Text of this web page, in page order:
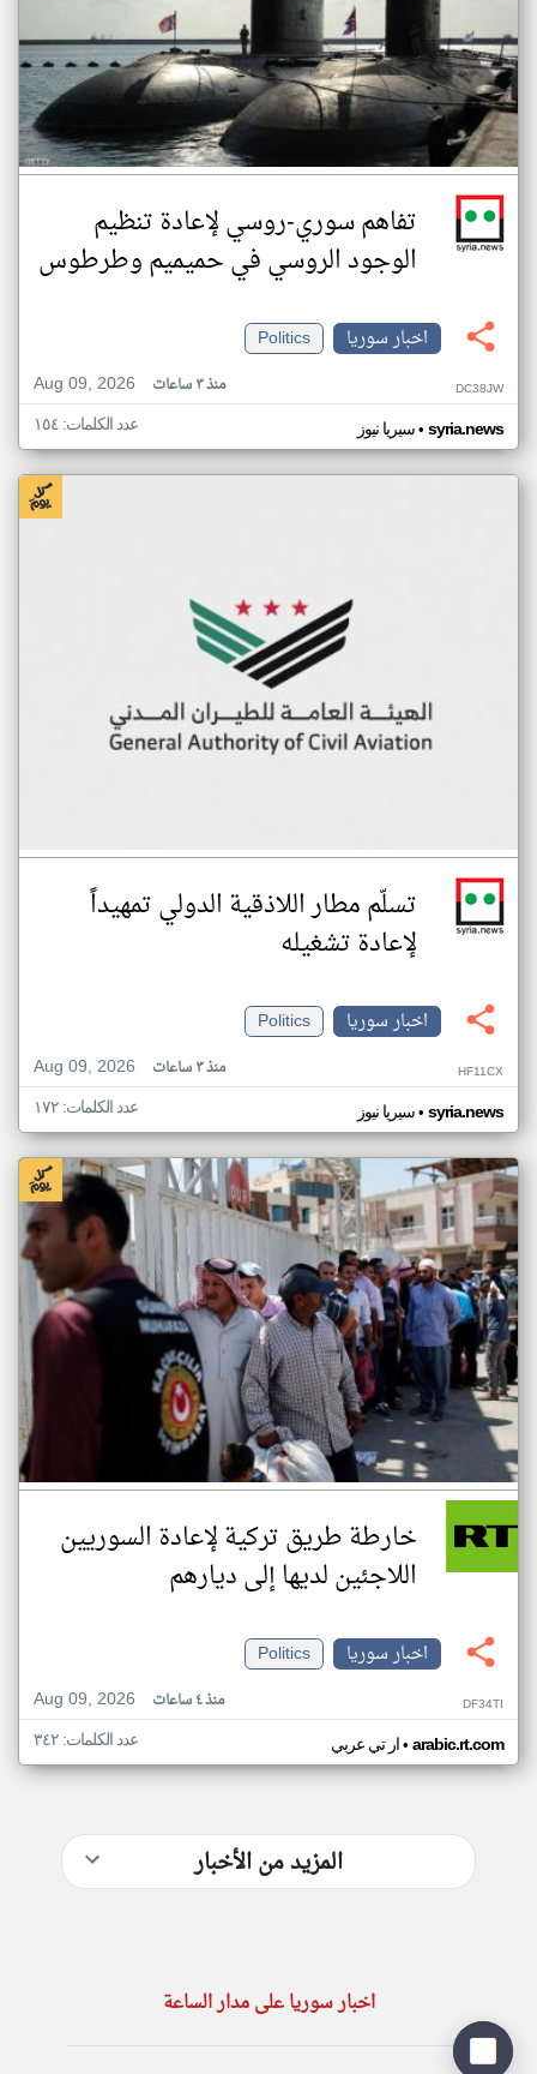
تفاهم سوري-روسي لإعادة تنظيم
الوجود الروسي في حميميم وطرطوس
اخبار سوريا
Politics
Aug 09, 2026
منذ ٣ ساعات DC38JW
سيريا نيوز• syria.news عدد الكلمات: ١٥٤
تسلّم مطار اللاذقية الدولي تمهيداً
لإعادة تشغيله
اخبار سوريا
Politics
Aug 09, 2026
منذ ٣ ساعات HF11CX
سيريا نيوز• syria.news عدد الكلمات: ١٧٢
خارطة طريق تركية لإعادة السوريين
اللاجئين لديها إلى ديارهم
اخبار سوريا
Politics
Aug 09, 2026
منذ ٤ ساعات DF34TI
ار تي عربي• arabic.rt.com عدد الكلمات: ٣٤٢
المزيد من الأخبار
اخبار سوريا على مدار الساعة